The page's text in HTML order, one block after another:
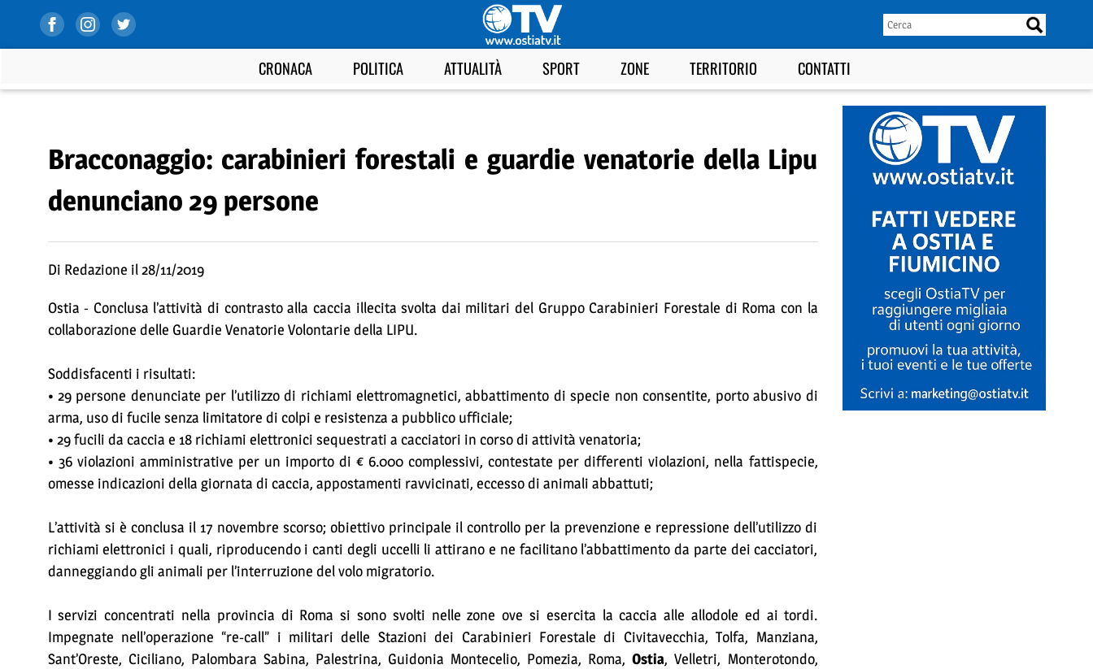
CRONACA POLITICA ATTUALITÀ SPORT ZONE TERRITORIO CONTATTI
Bracconaggio: carabinieri forestali e guardie venatorie della Lipu
denunciano 29 persone
Di Redazione il 28/11/2019
Ostia - Conclusa l’attività di contrasto alla caccia illecita svolta dai militari del Gruppo Carabinieri Forestale di Roma con la
collaborazione delle Guardie Venatorie Volontarie della LIPU.
Soddisfacenti i risultati:
• 29 persone denunciate per l’utilizzo di richiami elettromagnetici, abbattimento di specie non consentite, porto abusivo di
arma, uso di fucile senza limitatore di colpi e resistenza a pubblico ufficiale;
• 29 fucili da caccia e 18 richiami elettronici sequestrati a cacciatori in corso di attività venatoria;
• 36 violazioni amministrative per un importo di € 6.000 complessivi, contestate per differenti violazioni, nella fattispecie,
omesse indicazioni della giornata di caccia, appostamenti ravvicinati, eccesso di animali abbattuti;
L’attività si è conclusa il 17 novembre scorso; obiettivo principale il controllo per la prevenzione e repressione dell’utilizzo di
richiami elettronici i quali, riproducendo i canti degli uccelli li attirano e ne facilitano l’abbattimento da parte dei cacciatori,
danneggiando gli animali per l’interruzione del volo migratorio.
I servizi concentrati nella provincia di Roma si sono svolti nelle zone ove si esercita la caccia alle allodole ed ai tordi.
Impegnate nell’operazione “re-call” i militari delle Stazioni dei Carabinieri Forestale di Civitavecchia, Tolfa, Manziana,
Sant’Oreste, Ciciliano, Palombara Sabina, Palestrina, Guidonia Montecelio, Pomezia, Roma,Ostia, Velletri, Monterotondo,